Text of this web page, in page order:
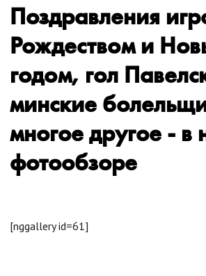
Поздравления
Рождеством и
годом, гол
минские
многое другое -
фотообзоре
[nggallery id=61]